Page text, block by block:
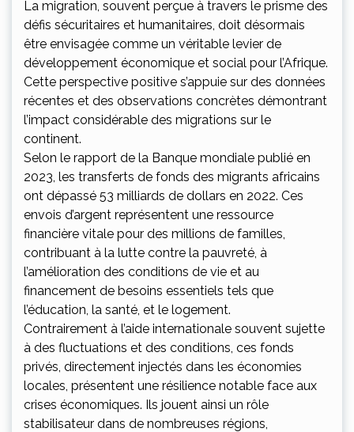
La migration, souvent perçue à travers le prisme des
défis sécuritaires et humanitaires, doit désormais
être envisagée comme un véritable levier de
développement économique et social pour l’Afrique.
Cette perspective positive s’appuie sur des données
récentes et des observations concrètes démontrant
l’impact considérable des migrations sur le
continent.
Selon le rapport de la Banque mondiale publié en
2023, les transferts de fonds des migrants africains
ont dépassé 53 milliards de dollars en 2022. Ces
envois d’argent représentent une ressource
financière vitale pour des millions de familles,
contribuant à la lutte contre la pauvreté, à
l’amélioration des conditions de vie et au
financement de besoins essentiels tels que
l’éducation, la santé, et le logement.
Contrairement à l’aide internationale souvent sujette
à des fluctuations et des conditions, ces fonds
privés, directement injectés dans les économies
locales, présentent une résilience notable face aux
crises économiques. Ils jouent ainsi un rôle
stabilisateur dans de nombreuses régions,